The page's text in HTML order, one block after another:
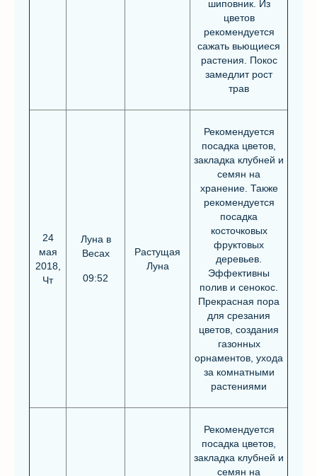
шиповник. Из
цветов
рекомендуется
сажать вьющиеся
растения. Покос
замедлит рост
трав
24
мая
2018,
Чт
Луна в
Весах
09:52
Растущая
Луна
Рекомендуется
посадка цветов,
закладка клубней и
семян на
хранение. Также
рекомендуется
посадка
косточковых
фруктовых
деревьев.
Эффективны
полив и сенокос.
Прекрасная пора
для срезания
цветов, создания
газонных
орнаментов, ухода
за комнатными
растениями
Рекомендуется
посадка цветов,
закладка клубней и
семян на